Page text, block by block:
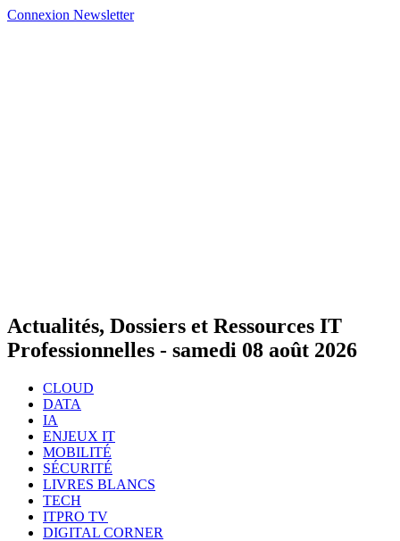
Connexion Newsletter
Actualités, Dossiers et Ressources IT
Professionnelles - samedi 08 août 2026
CLOUD
DATA
IA
ENJEUX IT
MOBILITÉ
SÉCURITÉ
LIVRES BLANCS
TECH
ITPRO TV
DIGITAL CORNER